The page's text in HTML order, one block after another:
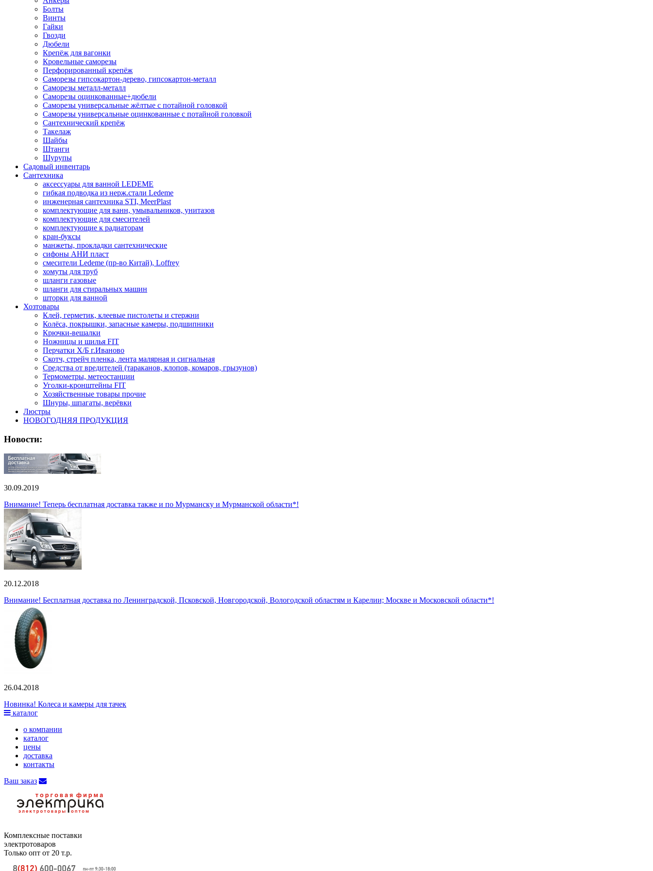
Болты
Винты
Гайки
Гвозди
Дюбели
Крепёж для вагонки
Кровельные саморезы
Перфорированный крепёж
Саморезы гипсокартон-дерево, гипсокартон-металл
Саморезы металл-металл
Саморезы оцинкованные+дюбели
Саморезы универсальные жёлтые с потайной головкой
Саморезы универсальные оцинкованные с потайной головкой
Сантехнический крепёж
Такелаж
Шайбы
Штанги
Шурупы
Садовый инвентарь
Сантехника
аксессуары для ванной LEDEME
гибкая подводка из нерж.стали Ledeme
инженерная сантехника STI, MeerPlast
комплектующие для ванн, умывальников, унитазов
комплектующие для смесителей
комплектующие к радиаторам
кран-буксы
манжеты, прокладки сантехнические
сифоны АНИ пласт
смесители Ledeme (пр-во Китай), Loffrey
хомуты для труб
шланги газовые
шланги для стиральных машин
шторки для ванной
Хозтовары
Клей, герметик, клеевые пистолеты и стержни
Колёса, покрышки, запасные камеры, подшипники
Крючки-вешалки
Ножницы и шилья FIT
Перчатки Х/Б г.Иваново
Скотч, стрейч пленка, лента малярная и сигнальная
Средства от вредителей (тараканов, клопов, комаров, грызунов)
Термометры, метеостанции
Уголки-кронштейны FIT
Хозяйственные товары прочие
Шнуры, шпагаты, верёвки
Люстры
НОВОГОДНЯЯ ПРОДУКЦИЯ
Новости:
30.09.2019
Внимание! Теперь бесплатная доставка также и по Мурманску и Мурманской области*!
20.12.2018
Внимание! Бесплатная доставка по Ленинградской, Псковской, Новгородской, Вологодской областям и Карелии; Москве и Московской области*!
26.04.2018
Новинка! Колеса и камеры для тачек
каталог
о компании
каталог
цены
доставка
контакты
Ваш заказ
Комплексные поставки
электротоваров
Только опт от 20 т.р.